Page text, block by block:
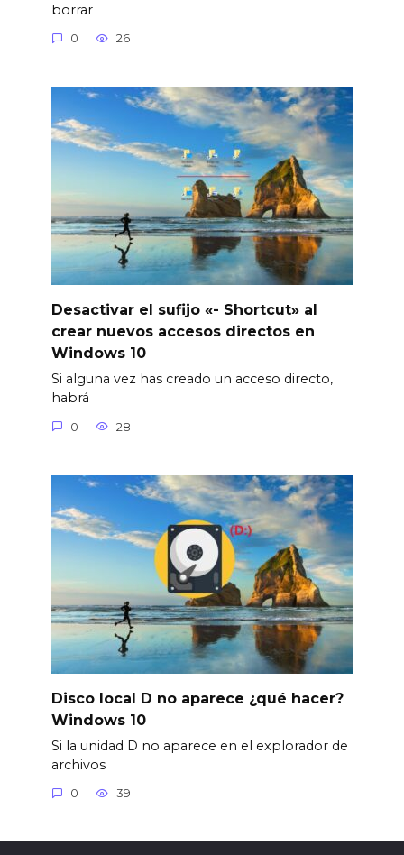
borrar
0 26
Desactivar el sufijo «- Shortcut» al
crear nuevos accesos directos en
Windows 10
Si alguna vez has creado un acceso directo,
habrá
0 28
Disco local D no aparece ¿qué hacer?
Windows 10
Si la unidad D no aparece en el explorador de
archivos
0 39